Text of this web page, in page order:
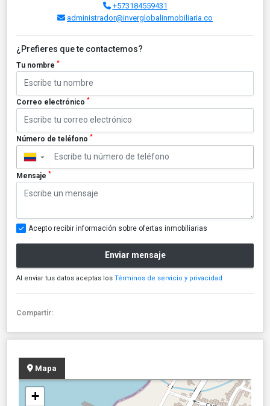
+573184559431
administrador@inverglobalinmobiliaria.co
¿Prefieres que te contactemos?
Tu nombre *
Correo electrónico *
Número de teléfono *
▼
Mensaje *
Acepto recibir información sobre ofertas inmobiliarias
Enviar mensaje
Al enviar tus datos aceptas los Términos de servicio y privacidad
Compartir:
Mapa
+